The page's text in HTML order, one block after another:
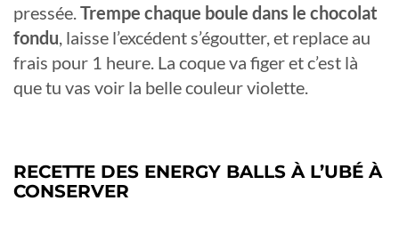
pressée. Trempe chaque boule dans le chocolat
fondu , laisse l’excédent s’égoutter, et replace au
frais pour 1 heure. La coque va figer et c’est là
que tu vas voir la belle couleur violette.
RECETTE DES ENERGY BALLS À L’UBÉ À
CONSERVER